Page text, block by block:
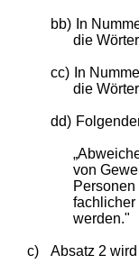
bb)
In
die
cc)
In
die
dd)
von
fachlicher
werden."
c) Absatz 2